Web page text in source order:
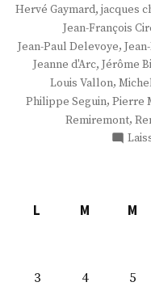
Hervé Gaymard, jacques
Jean-François
Jean-Paul Delevoye,
Jeanne d'Arc, Jérôme
Louis Vallon,
Philippe Seguin, Pierre
Remiremont,
L
M M
3
4 5